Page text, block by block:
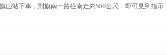
山站下車，則旗南一路往南走約500公尺，即可見到指示